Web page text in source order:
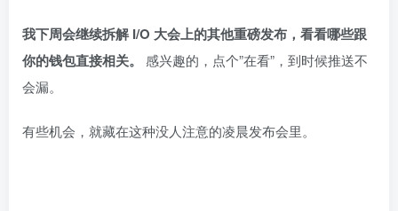
我下周会继续拆解 I/O 大会上的其他重磅发布，看看哪些跟
你的钱包直接相关。
感兴趣的，点个”在看”，到时候推送不
会漏。
有些机会，就藏在这种没人注意的凌晨发布会里。